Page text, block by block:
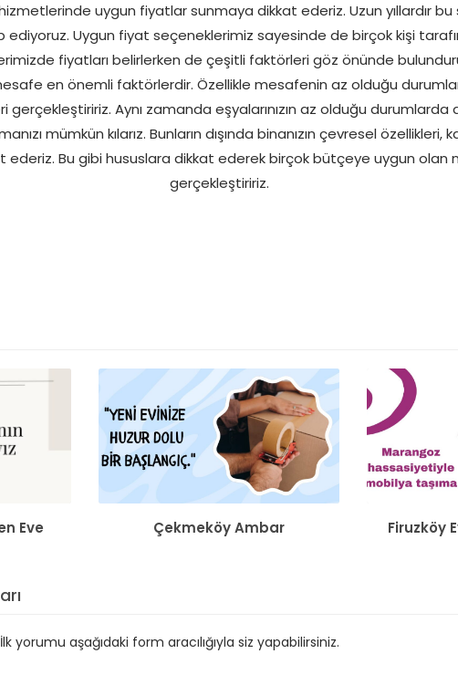
uygun fiyatlar sunmaya dikkat ederiz. Uzun yıllardır bu
Uygun fiyat seçeneklerimiz sayesinde de birçok kişi
fiyatları belirlerken de çeşitli faktörleri göz önünde
en önemli faktörlerdir. Özellikle mesafenin az olduğu
gerçekleştiririz. Aynı zamanda eşyalarınızın az olduğu
mümkün kılarız. Bunların dışında binanızın çevresel özellikleri,
ederiz. Bu gibi hususlara dikkat ederek birçok bütçeye uygun olan
gerçekleştiririz.
Eve
Çekmeköy Ambar Firuzköy
yorumu aşağıdaki form aracılığıyla siz yapabilirsiniz.